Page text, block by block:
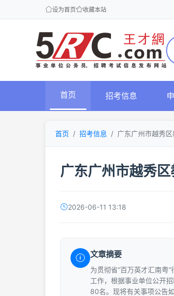
设为首页 收藏本站
首页 招考信息
首页 招考信息 广东广州市越秀
广东广州市越秀
2026-06-11 13:18
文章摘要
为贯彻省“百万英才汇南粤
工作，根据事业单位公开
80名。现将有关事项公告